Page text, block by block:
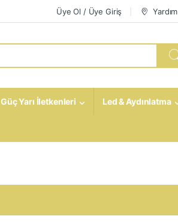
Üye Ol / Üye Giriş Yardım
Güç Yarı İletkenleri Led & Aydınlatma